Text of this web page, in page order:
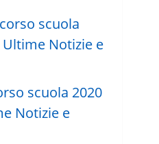
scuola 2020
Notizie e